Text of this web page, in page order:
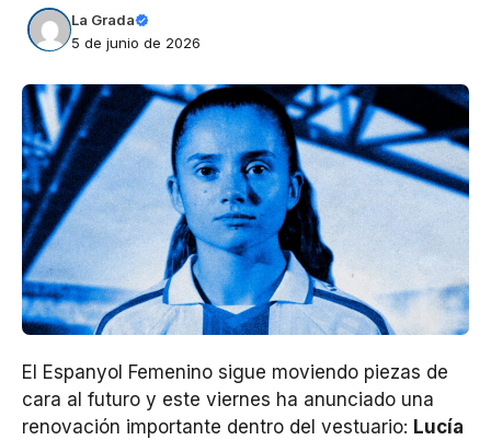
La Grada
5 de junio de 2026
El Espanyol Femenino sigue moviendo piezas de
cara al futuro y este viernes ha anunciado una
renovación importante dentro del vestuario: Lucía